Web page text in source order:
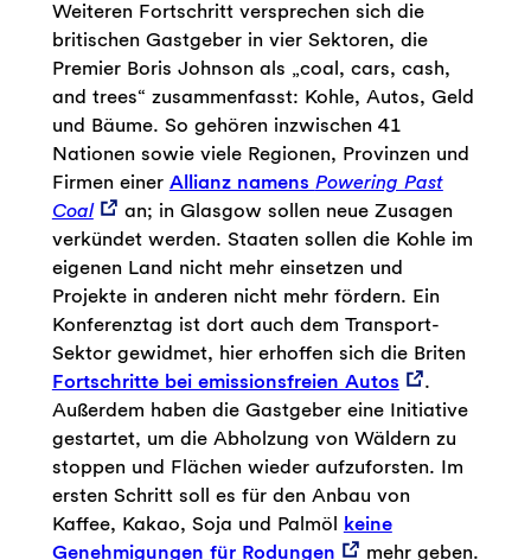
Weiteren Fortschritt versprechen sich die
britischen Gastgeber in vier Sektoren, die
Premier Boris Johnson als „coal, cars, cash,
and trees“ zusammenfasst: Kohle, Autos, Geld
und Bäume. So gehören inzwischen 41
Nationen sowie viele Regionen, Provinzen und
Firmen einer Allianz namens Powering Past
Coal
an; in Glasgow sollen neue Zusagen
verkündet werden. Staaten sollen die Kohle im
eigenen Land nicht mehr einsetzen und
Projekte in anderen nicht mehr fördern. Ein
Konferenztag ist dort auch dem Transport-
Sektor gewidmet, hier erhoffen sich die Briten
Fortschritte bei emissionsfreien Autos
.
Außerdem haben die Gastgeber eine Initiative
gestartet, um die Abholzung von Wäldern zu
stoppen und Flächen wieder aufzuforsten. Im
ersten Schritt soll es für den Anbau von
Kaffee, Kakao, Soja und Palmöl keine
Genehmigungen für Rodungen
mehr geben.